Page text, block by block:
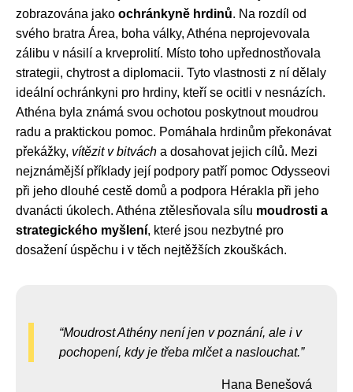
zobrazována jako ochránkyně hrdinů. Na rozdíl od
svého bratra Área, boha války, Athéna neprojevovala
zálibu v násilí a krveprolití. Místo toho upřednostňovala
strategii, chytrost a diplomacii. Tyto vlastnosti z ní dělaly
ideální ochránkyni pro hrdiny, kteří se ocitli v nesnázích.
Athéna byla známá svou ochotou poskytnout moudrou
radu a praktickou pomoc. Pomáhala hrdinům překonávat
překážky, vítězit v bitvách a dosahovat jejich cílů. Mezi
nejznámější příklady její podpory patří pomoc Odysseovi
při jeho dlouhé cestě domů a podpora Hérakla při jeho
dvanácti úkolech. Athéna ztělesňovala sílu moudrosti a
strategického myšlení, které jsou nezbytné pro
dosažení úspěchu i v těch nejtěžších zkouškách.
Moudrost Athény není jen v poznání, ale i v
pochopení, kdy je třeba mlčet a naslouchat.
Hana Benešová